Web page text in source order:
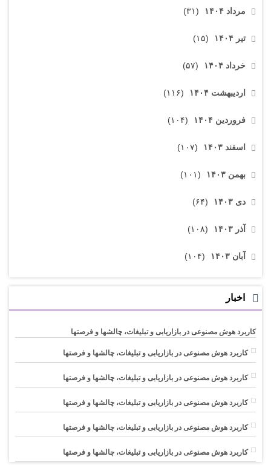
مرداد ۱۴۰۴ (۳۱)
تیر ۱۴۰۴ (۱۵)
خرداد ۱۴۰۴ (۵۷)
اردیبهشت ۱۴۰۴ (۱۱۶)
فروردین ۱۴۰۴ (۱۰۴)
اسفند ۱۴۰۳ (۱۰۷)
بهمن ۱۴۰۳ (۱۰۱)
دی ۱۴۰۳ (۶۴)
آذر ۱۴۰۳ (۱۰۸)
آبان ۱۴۰۳ (۱۰۴)
اخبار
کاربرد هوش مصنوعی در بازاریابی و تبلیغات، چالشها و فرصتها
کاربرد هوش مصنوعی در بازاریابی و تبلیغات، چالشها و فرصتها
کاربرد هوش مصنوعی در بازاریابی و تبلیغات، چالشها و فرصتها
کاربرد هوش مصنوعی در بازاریابی و تبلیغات، چالشها و فرصتها
کاربرد هوش مصنوعی در بازاریابی و تبلیغات، چالشها و فرصتها
کاربرد هوش مصنوعی در بازاریابی و تبلیغات، چالشها و فرصتها